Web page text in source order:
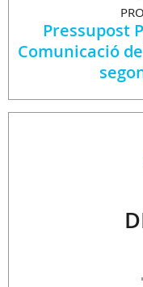
Pressupost
Comunicació